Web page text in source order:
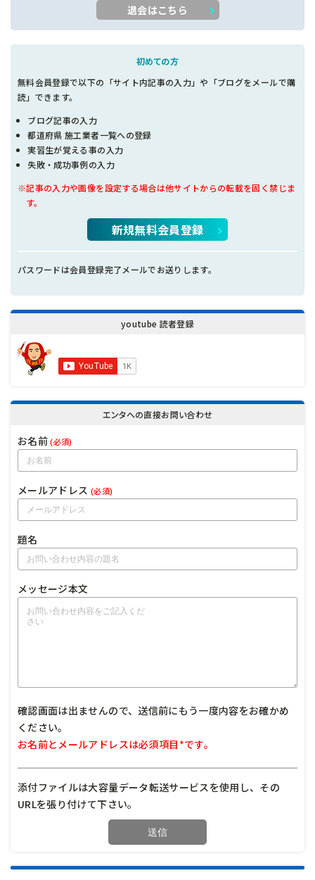
退会はこちら
初めての方
無料会員登録で以下の「サイト内記事の入力」や「ブログをメールで購
読」できます。
ブログ記事の入力
都道府県 施工業者一覧への登録
実習生が覚える事の入力
失敗・成功事例の入力
※記事の入力や画像を設定する場合は他サイトからの転載を固く禁じま
す。
新規無料会員登録
パスワードは会員登録完了メールでお送りします。
youtube 読者登録
エンタへの直接お問い合わせ
お名前(必須)
メールアドレス (必須)
題名
メッセージ本文
確認画面は出ませんので、送信前にもう一度内容をお確かめ
ください。
お名前とメールアドレスは必須項目*です。
添付ファイルは大容量データ転送サービスを使用し、その
URLを張り付けて下さい。